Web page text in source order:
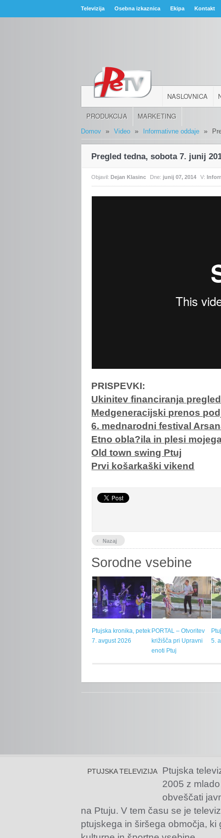
Televizija Osebna izkaznica Ekipa Kontakt
NASLOVNICA
PRODUKCIJA MARKETING
Domov » Video » Informativne oddaje »
Pregled tedna, sobota 7. junij
Objavil:Dejan Klasinc Dne: junij 07, 2014 V:
PRISPEVKI:
Ukinitev financiranja
Medgeneracijski prenos
6. mednarodni festival
Etno obla?ila in plesi
Old town swing Ptuj
Prvi košarkaški vikend
‹ Nazaj
Sorodne vsebine
Ptujska kronika, petek
7. avgust 2026
PORTAL – Otvoritev
križišča pri Upravni
enoti Ptuj
5.
PTUJSKA TELEVIZIJA
Ptujska
2005 z
obveščati
na Ptuju. V tem času se je
ptujskega in širšega območja,